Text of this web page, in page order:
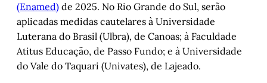
(Enamed) de 2025. No Rio Grande do Sul, serão
aplicadas medidas cautelares à Universidade
Luterana do Brasil (Ulbra), de Canoas; à Faculdade
Atitus Educação, de Passo Fundo; e à Universidade
do Vale do Taquari (Univates), de Lajeado.